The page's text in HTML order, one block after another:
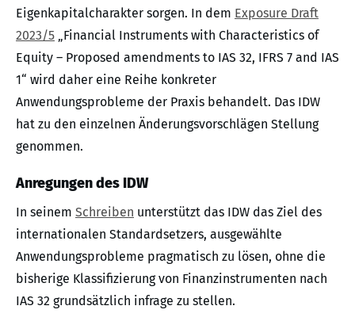
Eigenkapitalcharakter sorgen. In dem Exposure Draft
2023/5 „Financial Instruments with Characteristics of
Equity – Proposed amendments to IAS 32, IFRS 7 and IAS
1“ wird daher eine Reihe konkreter
Anwendungsprobleme der Praxis behandelt. Das IDW
hat zu den einzelnen Änderungsvorschlägen Stellung
genommen.
Anregungen des IDW
In seinem Schreiben unterstützt das IDW das Ziel des
internationalen Standardsetzers, ausgewählte
Anwendungsprobleme pragmatisch zu lösen, ohne die
bisherige Klassifizierung von Finanzinstrumenten nach
IAS 32 grundsätzlich infrage zu stellen.